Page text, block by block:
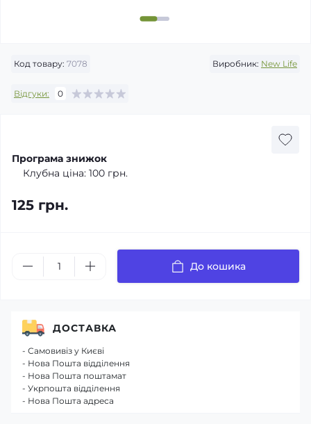
Код товару: 7078 Виробник: New Life
Відгуки: 0
Програма знижок
Клубна ціна: 100 грн.
125 грн.
До кошика
ДОСТАВКА
- Самовивіз у Києві
- Нова Пошта відділення
- Нова Пошта поштамат
- Укрпошта відділення
- Нова Пошта адреса